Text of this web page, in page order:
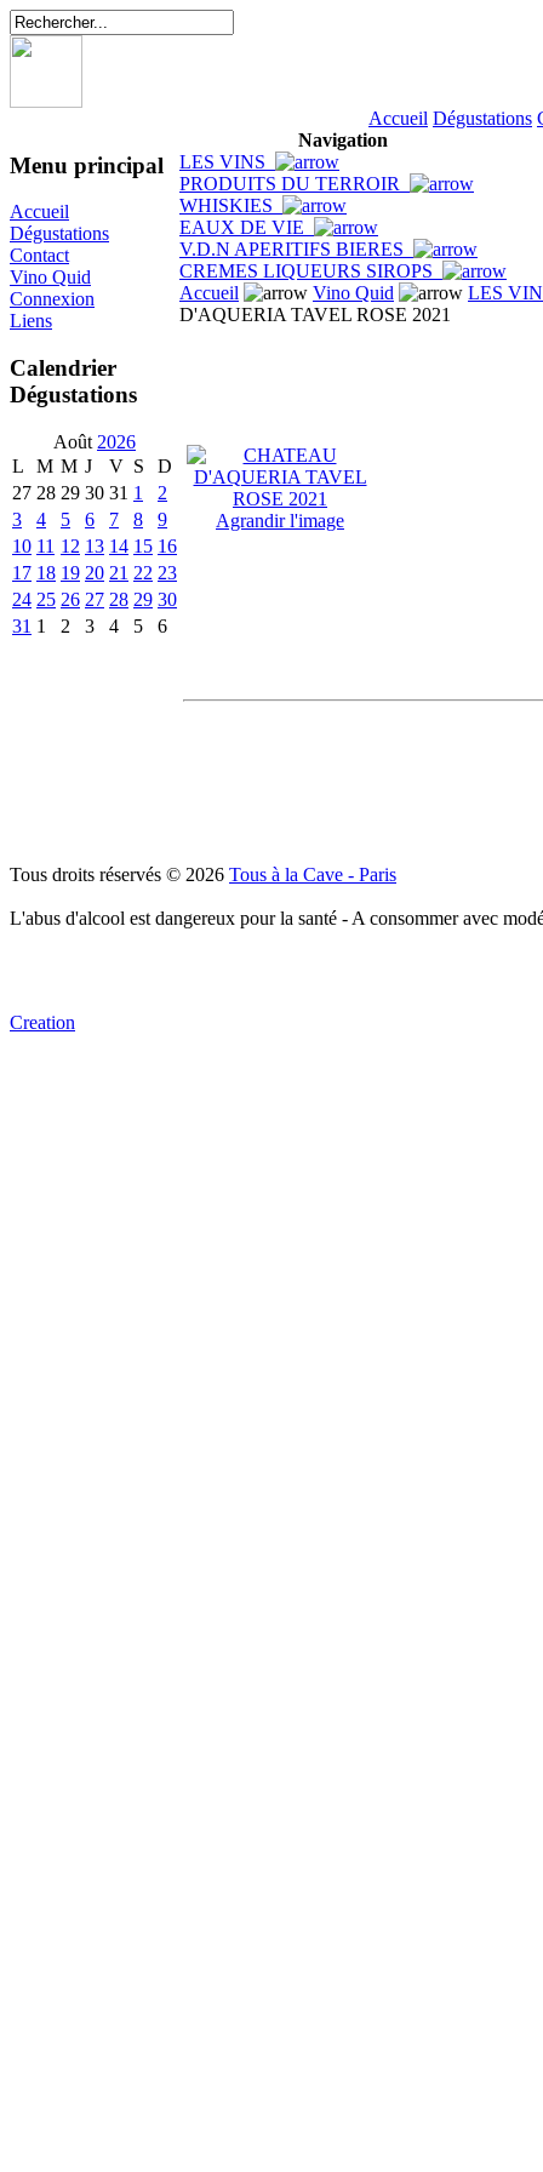
Accueil Dégustations
Menu principal
Accueil
Dégustations
Contact
Vino Quid
Connexion
Liens
Calendrier
Dégustations
Août 2026
L
M M J V S
D
27 28 29 30 31 1
2
3
4 5 6 7 8
9
10 11 12 13 14 15 16
17 18 19 20 21 22 23
24 25 26 27 28 29 30
31 1 2 3 4 5 6
Navigation
LES VINS
PRODUITS DU TERROIR
WHISKIES
EAUX DE VIE
V.D.N APERITIFS BIERES
CREMES LIQUEURS SIROPS
Accueil
Vino Quid
LES
D'AQUERIA TAVEL ROSE 2021
Agrandir l'image
Tous droits réservés © 2026 Tous à la Cave - Paris
L'abus d'alcool est dangereux pour la santé - A consommer avec
Creation